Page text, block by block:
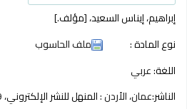
إبراهيم، إيناس السعيد،[مؤلف.]
نوع المادة :
ملف الحاسوب
اللغة:عربي
الناشر:عمان، الأردن :المنهل للنشر الإلكتروني،